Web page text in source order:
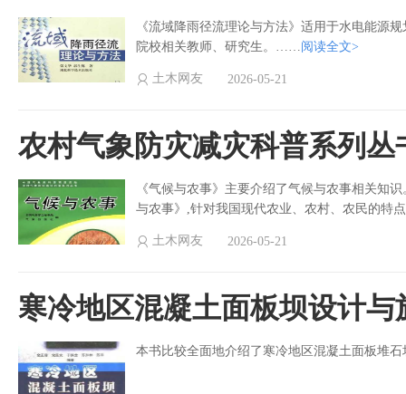
《流域降雨径流理论与方法》适用于水电能源
院校相关教师、研究生。……阅读全文>
土木网友 2026-05-21
农村气象防灾减灾科普系列丛
《气候与农事》主要介绍了气候与农事相关知
与农事》,针对我国现代农业、农村、农民的特
土木网友 2026-05-21
寒冷地区混凝土面板坝设计与
本书比较全面地介绍了寒冷地区混凝土面板堆